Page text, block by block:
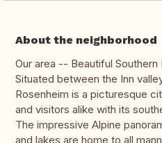
About the neighborhood
Our area -- Beautiful Southern
Situated between the Inn
Rosenheim is a picturesque
and visitors alike with its
The impressive Alpine
and lakes are home to all